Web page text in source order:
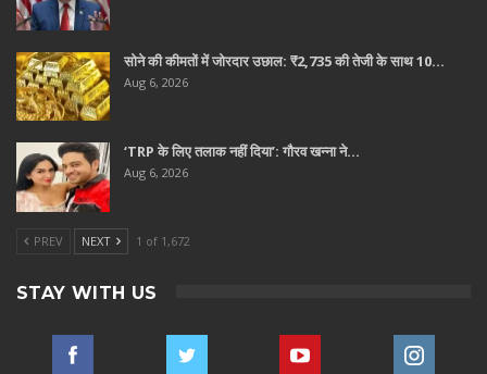
सोने की कीमतों में जोरदार उछाल: ₹2,735 की तेजी के साथ 10…
Aug 6, 2026
‘TRP के लिए तलाक नहीं दिया’: गौरव खन्ना ने…
Aug 6, 2026
PREV NEXT 1 of 1,672
STAY WITH US